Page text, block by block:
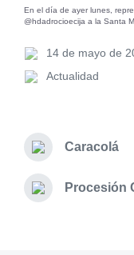
En el día de ayer lunes,
@hdadrocioecija a la Santa
14 de mayo de
Actualidad
Caracolá
Procesión